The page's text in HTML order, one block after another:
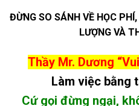
ĐỪNG SO SÁNH VỀ HỌC
LƯỢNG VÀ
Thầy Mr. Dương
Làm việc bằng
Cứ gọi đừng ngại,